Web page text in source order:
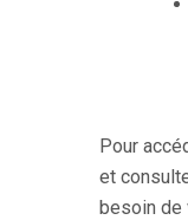
Pour
et
besoin de